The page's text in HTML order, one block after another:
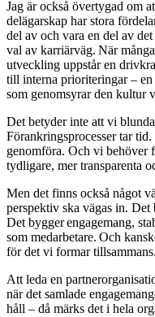
Jag är också övertygad om
delägarskap har stora
del av och vara en del av
val av karriärväg. När
utveckling uppstår en
till interna prioriteringar –
som genomsyrar den kultur
Det betyder inte att vi
Förankringsprocesser tar
genomföra. Och vi behöver
tydligare, mer transparenta
Men det finns också något
perspektiv ska vägas in.
Det bygger engagemang,
som medarbetare. Och
för det vi formar tillsammans.
Att leda en
när det samlade
håll – då märks det i hela